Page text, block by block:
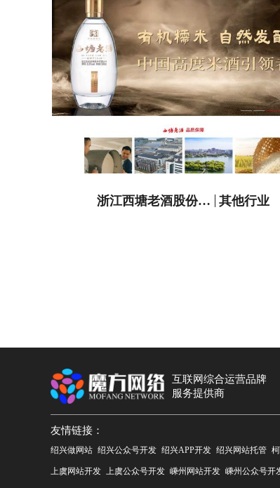
浙江西塘老酒股份有限公司 其他行业
互联网综合运营品牌
服务提供商
友情链接：
绍兴做网站 绍兴公众号开发 绍兴APP开发 绍兴网站托管
上虞网站开发 上虞公众号开发 嵊州网站开发 嵊州公众号开